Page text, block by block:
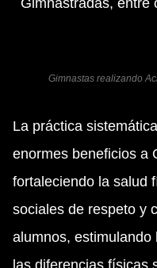
Gimnastradas, entre
Gimnastas realizando
La práctica
enormes beneficios a
fortaleciendo la salud
sociales de respeto y
alumnos,